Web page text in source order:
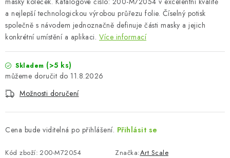
a nejlepší technologickou výrobou průřezu folie. Číselný potisk
společně s návodem jednoznačně definuje části masky a jejich
konkrétní umístění a aplikaci. Více informací
Skladem (>5 ks)
11.8.2026
Možnosti doručení
Cena bude viditelná po přihlášení. Přihlásit se
Kód zboží: 200-M72054 Značka:Art Scale